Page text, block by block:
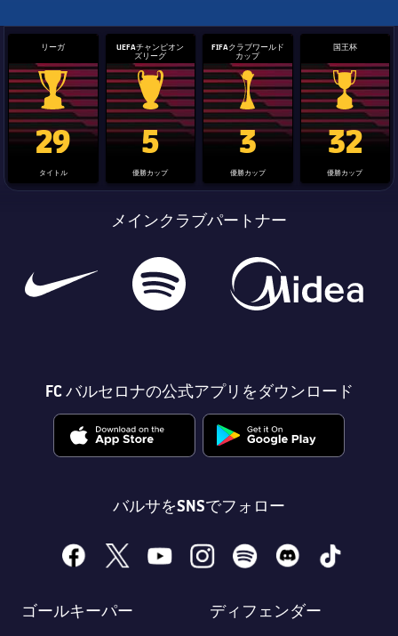
リーガ
La Liga trophy
29
タイトル
UEFAチャンピオン
ズリーグ
Champions League trophy
5
優勝カップ
FIFAクラブワールド
カップ
label.aria.clubworldcup
3
優勝カップ
国王杯
国王杯
32
優勝カップ
メインクラブパートナー
FC バルセロナの公式アプリをダウンロード
バルサをSNSでフォロー
facebook
x youtubeinstagramspotify discord tiktok
ゴールキーパー ディフェンダー